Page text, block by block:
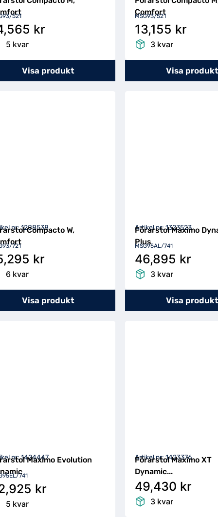
521
kr
5 kvar
Visa produkt
Comfort
MSG93/521
13,155 kr
3 kvar
Visa produkt
nr: 1288538
Compacto W,
721
kr
6 kvar
Visa produkt
Artikel nr: 1323523
Förarstol Maximo
Plus
MSG95AL/741
46,895 kr
3 kvar
Visa produkt
nr: 1424447
Maximo Evolution
741
kr
5 kvar
Artikel nr: 1423376
Förarstol Maximo XT
Dynamic...
49,430 kr
3 kvar